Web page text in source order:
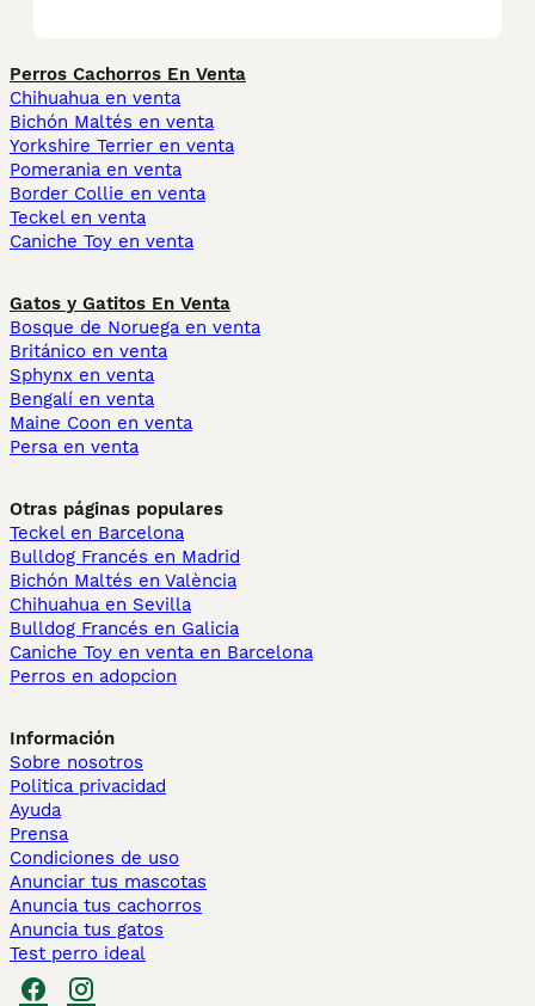
Perros Cachorros En Venta
Chihuahua en venta
Bichón Maltés en venta
Yorkshire Terrier en venta
Pomerania en venta
Border Collie en venta
Teckel en venta
Caniche Toy en venta
Gatos y Gatitos En Venta
Bosque de Noruega en venta
Británico en venta
Sphynx en venta
Bengalí en venta
Maine Coon en venta
Persa en venta
Otras páginas populares
Teckel en Barcelona
Bulldog Francés en Madrid
Bichón Maltés en València
Chihuahua en Sevilla
Bulldog Francés en Galicia
Caniche Toy en venta en Barcelona
Perros en adopcion
Información
Sobre nosotros
Politica privacidad
Ayuda
Prensa
Condiciones de uso
Anunciar tus mascotas
Anuncia tus cachorros
Anuncia tus gatos
Test perro ideal